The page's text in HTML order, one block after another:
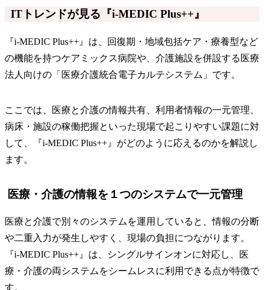
ITトレンドが見る『i-MEDIC Plus++』
『i-MEDIC Plus++』は、回復期・地域包括ケア・療養型など
の機能を持つケアミックス病院や、介護施設を併設する医療
法人向けの「医療介護統合電子カルテシステム」です。
ここでは、医療と介護の情報共有、利用者情報の一元管理、
病床・施設の稼働把握といった現場で起こりやすい課題に対
して、『i-MEDIC Plus++』がどのように応えるのかを解説し
ます。
医療・介護の情報を１つのシステムで一元管理
医療と介護で別々のシステムを運用していると、情報の分断
や二重入力が発生しやすく、現場の負担につながります。
『i-MEDIC Plus++』は、シングルサインオンに対応し、医
療・介護の両システムをシームレスに利用できる点が特徴で
す。